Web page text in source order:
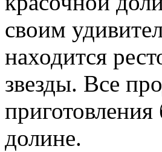
своим
находится
звезды. Все
долине.